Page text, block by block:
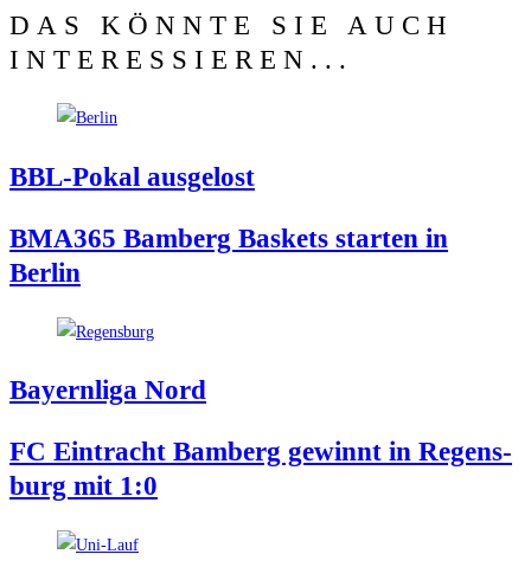
DAS KÖNNTE SIE AUCH
INTERESSIEREN...
BBL-Pokal aus­ge­lost
BMA365 Bam­berg Bas­kets star­ten in
Berlin
Bay­ern­li­ga Nord
FC Ein­tracht Bam­berg gewinnt in Regens­
burg mit 1:0